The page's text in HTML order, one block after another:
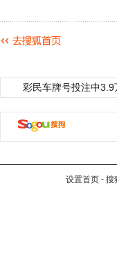
彩民车牌号投注中3.9
设置首页 - 搜